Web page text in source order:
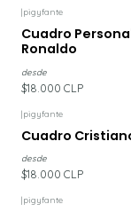
|pigyfante
Cuadro
Ronaldo
desde
$18.000 CLP
|pigyfante
Cuadro
desde
$18.000 CLP
|pigyfante